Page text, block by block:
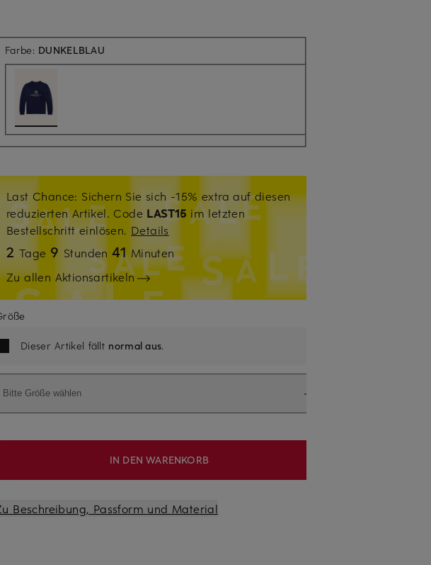
Farbe: DUNKELBLAU
Last Chance: Sichern Sie sich -15% extra auf diesen
reduzierten Artikel. Code LAST15 im letzten
Bestellschritt einlösen. Details
2 Tage 9 Stunden41 Minuten
Zu allen Aktionsartikeln
Dieser Artikel fällt normal aus.
Bitte Größe wählen
IN DEN WARENKORB
Beschreibung, Passform und Material